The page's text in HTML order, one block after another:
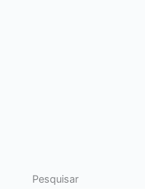
Pesquisar